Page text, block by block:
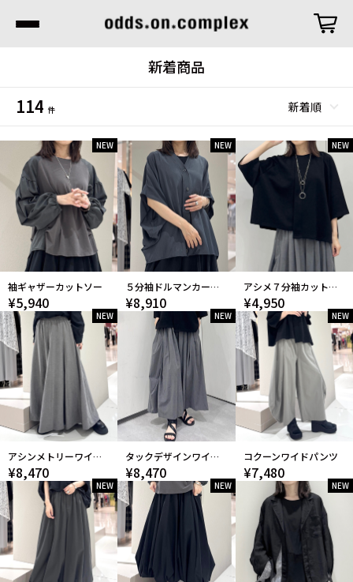
新着商品
114 件
NEW
袖ギャザーカットソー
¥5,940
NEW
５分袖ドルマンカーディガン
¥8,910
NEW
アシメ７分袖カットソー
¥4,950
NEW
アシンメトリーワイドパンツ
¥8,470
NEW
タックデザインワイドパンツ
¥8,470
NEW
コクーンワイドパンツ
¥7,480
NEW NEW NEW